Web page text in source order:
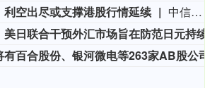
利空出尽或支撑港股行情延续
中信证券研报指出，近一个月恒生综指迎来业绩预期反转，中报超预期与利好预告推动全年盈利上修；而恒科指数受制于乘用车盈利分化及头部互联网平台资本开支扩张对短期利润率的压制，预期修复相对滞后。行业上，医疗保健（CXO与制药龙头驱动）、金融（券商资管与保险）、公用事业及周期运输景气上行；消费、地产及资讯科技预期遭下调。交易层面呈现资金回补超跌低位板块与交易高景气业绩动能的“双管齐下”特征。面对财报密集披露期与海内外宏观扰动，配置建议维持“红利防守+成长弹性”杠铃策略：防守端锁定高股息、低β“类债”资产；进攻端聚焦互联网巨头、双向资金加仓的机器人与生物科技，以及技术硬件与AI应用，兼顾创新药及工业金属的催化布局。